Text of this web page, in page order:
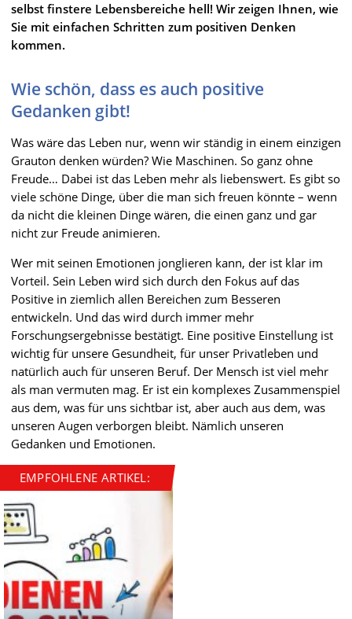
selbst finstere Lebensbereiche hell! Wir zeigen Ihnen, wie
Sie mit einfachen Schritten zum positiven Denken
kommen.
Wie schön, dass es auch positive
Gedanken gibt!
Was wäre das Leben nur, wenn wir ständig in einem einzigen
Grauton denken würden? Wie Maschinen. So ganz ohne
Freude… Dabei ist das Leben mehr als liebenswert. Es gibt so
viele schöne Dinge, über die man sich freuen könnte – wenn
da nicht die kleinen Dinge wären, die einen ganz und gar
nicht zur Freude animieren.
Wer mit seinen Emotionen jonglieren kann, der ist klar im
Vorteil. Sein Leben wird sich durch den Fokus auf das
Positive in ziemlich allen Bereichen zum Besseren
entwickeln. Und das wird durch immer mehr
Forschungsergebnisse bestätigt. Eine positive Einstellung ist
wichtig für unsere Gesundheit, für unser Privatleben und
natürlich auch für unseren Beruf. Der Mensch ist viel mehr
als man vermuten mag. Er ist ein komplexes Zusammenspiel
aus dem, was für uns sichtbar ist, aber auch aus dem, was
unseren Augen verborgen bleibt. Nämlich unseren
Gedanken und Emotionen.
EMPFOHLENE ARTIKEL: